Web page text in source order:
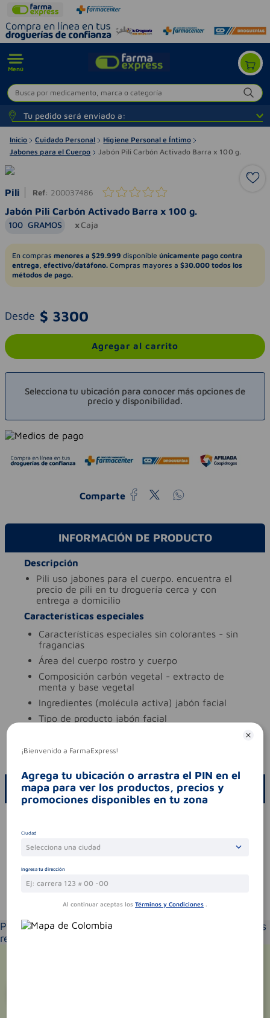
Menú
Busca por medicamento, marca o categoría
Tu pedido será enviado a:
Inicio Cuidado Personal
Higiene Personal e Íntimo
Jabones para el Cuerpo
Jabón Pili Carbón Activado Barra x 100 g.
Pili Ref: 200037486
Jabón Pili Carbón Activado Barra x 100 g.
100 GRAMOS Caja
En compras menores a $29.999 disponible únicamente pago contra
entrega, efectivo/datáfono. Compras mayores a $30.000 todos los
métodos de pago.
Desde $ 3300
Agregar al carrito
Selecciona tu ubicación para conocer más opciones de
precio y disponibilidad.
Comparte
INFORMACIÓN DE PRODUCTO
Descripción
pili uso jabones para el cuerpo. encuentra el
precio de pili en tu droguería cerca y con
entrega a domicilio
Características especiales
características especiales sin colorantes - sin
fragancias
área del cuerpo rostro y cuerpo
composición carbón vegetal - extracto de
menta y base vegetal
ingredientes (molécula activa) jabón facial
tipo de producto jabón facial
codigo invima nsoc84591-18co
ESCRIBE UN COMENTARIO
Sin comentarios.
Te puede interesar
Por favor selecciona tu ubicación y verás los productos
recomendados según la cobertura de entrega
¡Bienvenido a FarmaExpress!
Agrega tu ubicación o arrastra el PIN en el
mapa para ver los productos, precios y
promociones disponibles en tu zona
Ciudad
Selecciona una ciudad
Ingresa tu dirección
Al continuar aceptas los Términos y Condiciones .